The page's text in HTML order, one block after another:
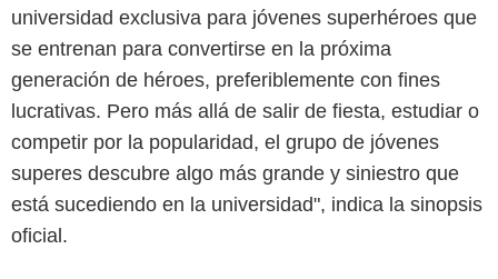
universidad exclusiva para jóvenes superhéroes que
se entrenan para convertirse en la próxima
generación de héroes, preferiblemente con fines
lucrativas. Pero más allá de salir de fiesta, estudiar o
competir por la popularidad, el grupo de jóvenes
superes descubre algo más grande y siniestro que
está sucediendo en la universidad", indica la sinopsis
oficial.
Max